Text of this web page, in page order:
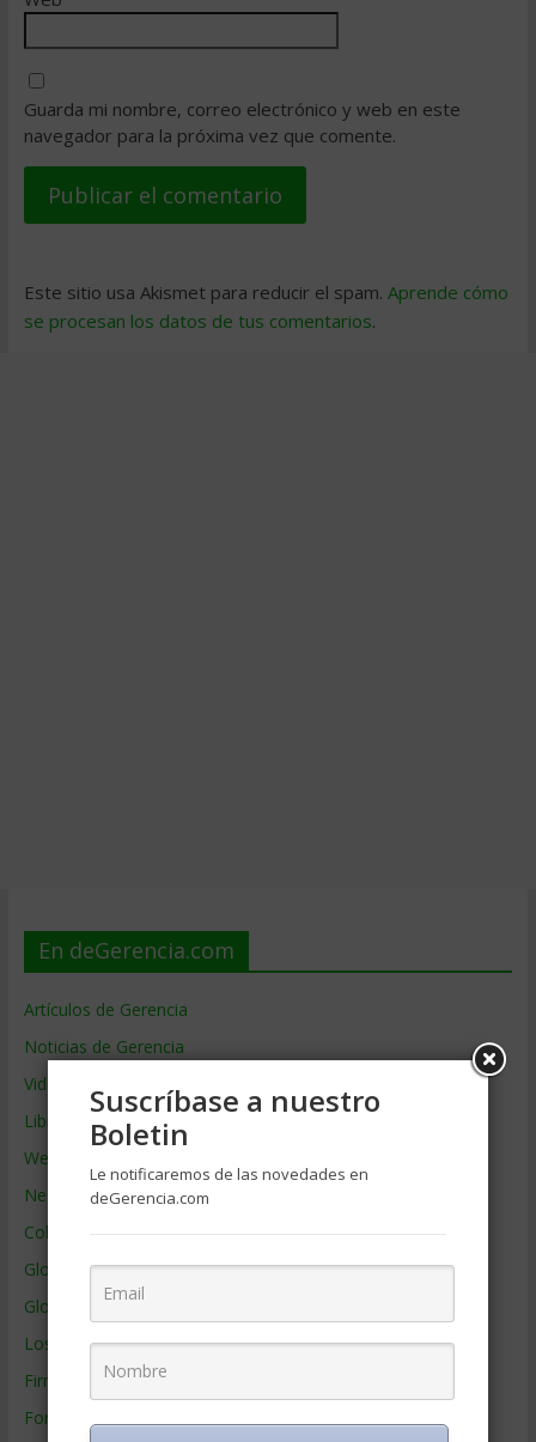
Guarda mi nombre, correo electrónico y web en este
navegador para la próxima vez que comente.
Este sitio usa Akismet para reducir el spam. Aprende cómo
se procesan los datos de tus comentarios.
En deGerencia.com
Artículos de Gerencia
Noticias de Gerencia
Videos de Gerencia
Libros de Gerencia
Webs de Gerencia
Negocios por País
Colaboradores de Gerencia
Glosario
Glosario Inglés – Español
Los mejores MBA
Firmas de Gerencia
Formación de Gerencia
Suscríbase a nuestro
Boletin
Le notificaremos de las novedades en
deGerencia.com